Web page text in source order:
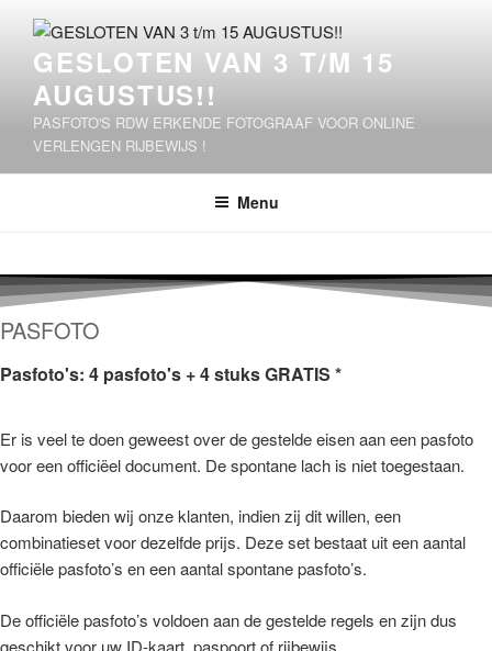
inhoud
GESLOTEN VAN 3 T/M 15
AUGUSTUS!!
PASFOTO'S RDW ERKENDE FOTOGRAAF VOOR ONLINE
VERLENGEN RIJBEWIJS !
Menu
PASFOTO
Pasfoto's: 4 pasfoto's + 4 stuks GRATIS *
Er is veel te doen geweest over de gestelde eisen aan een pasfoto
voor een officiëel document. De spontane lach is niet toegestaan.
Daarom bieden wij onze klanten, indien zij dit willen, een
combinatieset voor dezelfde prijs. Deze set bestaat uit een aantal
officiële pasfoto’s en een aantal spontane pasfoto’s.
De officiële pasfoto’s voldoen aan de gestelde regels en zijn dus
geschikt voor uw ID-kaart, paspoort of rijbewijs.